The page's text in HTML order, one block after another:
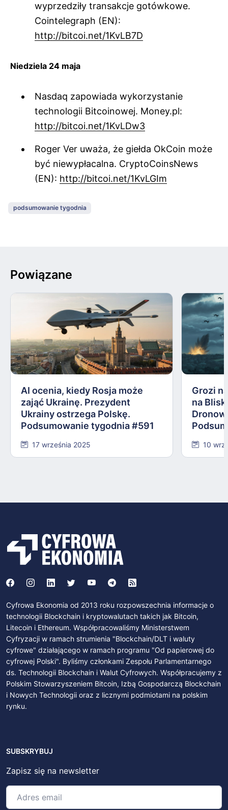
wyprzedziły transakcje gotówkowe.
Cointelegraph (EN):
http://bitcoi.net/1KvLB7D
Niedziela 24 maja
Nasdaq zapowiada wykorzystanie
technologii Bitcoinowej. Money.pl:
http://bitcoi.net/1KvLDw3
Roger Ver uważa, że giełda OkCoin może
być niewypłacalna. CryptoCoinsNews
(EN): http://bitcoi.net/1KvLGIm
podsumowanie tygodnia
Powiązane
AI ocenia, kiedy Rosja może
zająć Ukrainę. Prezydent
Ukrainy ostrzega Polskę.
Podsumowanie tygodnia #591
17 września 2025
Grozi
na
10
Cyfrowa Ekonomia od 2013 roku rozpowszechnia informacje o
technologii Blockchain i kryptowalutach takich jak Bitcoin,
Litecoin i Ethereum. Współpracowaliśmy Ministerstwem
Cyfryzacji w ramach strumienia "Blockchain/DLT i waluty
cyfrowe" działającego w ramach programu "Od papierowej do
cyfrowej Polski". Byliśmy członkami Zespołu Parlamentarnego
ds. Technologii Blockchain i Walut Cyfrowych. Współpracujemy z
Polskim Stowarzyszeniem Bitcoin, Izbą Gospodarczą Blockchain
i Nowych Technologii oraz z licznymi podmiotami na polskim
rynku.
SUBSKRYBUJ
Zapisz się na newsletter